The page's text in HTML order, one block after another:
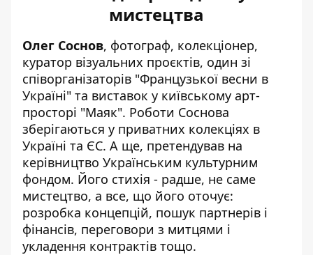
мистецтва
Олег Соснов, фотограф, колекціонер,
куратор візуальних проєктів, один зі
співорганізаторів "Французької весни в
Україні" та виставок у київському арт-
просторі "Маяк". Роботи Соснова
зберігаються у приватних колекціях в
Україні та ЄС. А ще, претендував на
керівництво Українським культурним
фондом. Його стихія - радше, не саме
мистецтво, а все, що його оточує:
розробка концепцій, пошук партнерів і
фінансів, переговори з митцями і
укладення контрактів тощо.